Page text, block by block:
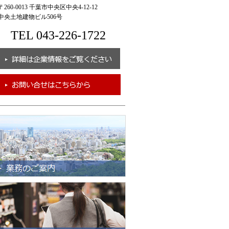
0013 千葉市中央区中央4-12-12
土地建物ビル506号
TEL 043-226-1722